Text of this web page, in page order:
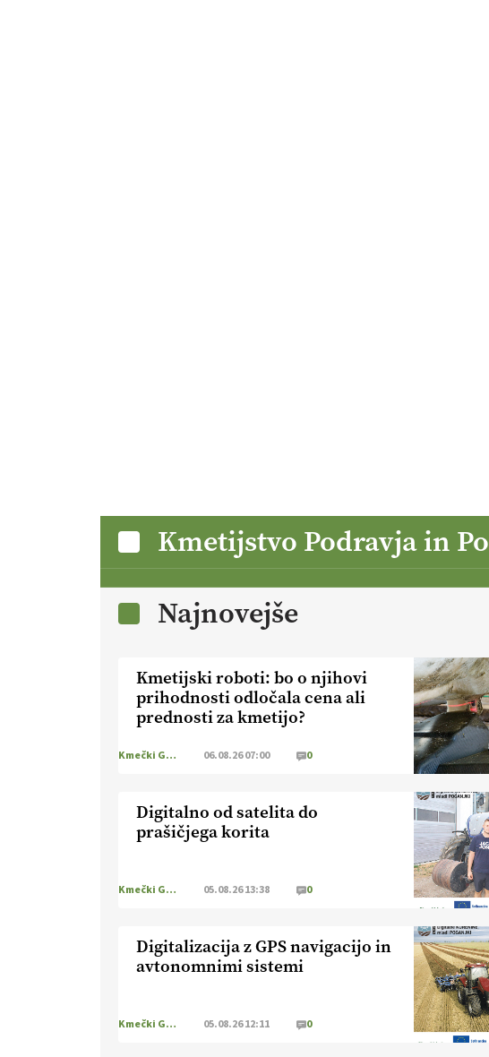
Kmetijstvo Podravja in
Najnovejše
Kmetijski roboti: bo o njihovi
prihodnosti odločala cena ali
prednosti za kmetijo?
Kmečki Glas 06.08.26 07:00 0
Digitalno od satelita do
prašičjega korita
Kmečki Glas 05.08.26 13:38 0
Digitalizacija z GPS navigacijo in
avtonomnimi sistemi
Kmečki Glas 05.08.26 12:11 0